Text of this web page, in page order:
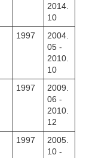
2014.
10
1997
2004.
05 -
2010.
10
1997
2009.
06 -
2010.
12
1997
2005.
10 -